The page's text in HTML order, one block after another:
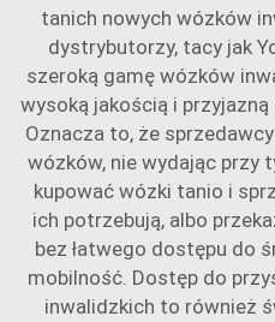
tanich nowych wózków
dystrybutorzy, tacy jak
szeroką gamę wózków
wysoką jakością i
Oznacza to, że
wózków, nie wydając przy
kupować wózki tanio i
ich potrzebują, albo
bez łatwego dostępu do
mobilność. Dostęp do
inwalidzkich to również